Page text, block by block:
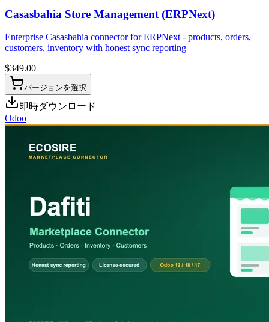
Casasbahia Store Management (ERPNext)
Enterprise Casasbahia connector for ERPNext - products, orders,
customers, inventory with honest sync reporting
$349.00
バージョンを選択
即時ダウンロード
Odoo